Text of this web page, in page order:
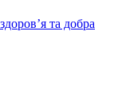
та добра